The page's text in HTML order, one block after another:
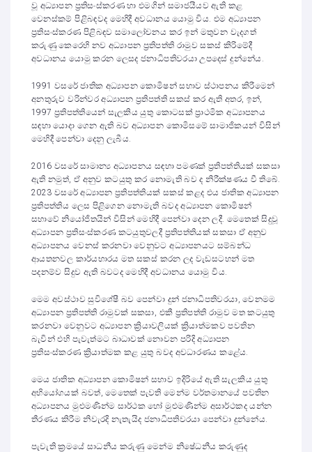
වූ අධ්‍යාපන ප්‍රතිසංස්කරණ හා එමගින් සමාජයීයව ඇති කළ
වෙනස්කම් පිළිබඳවද මෙහිදී අවධානය යොමු විය. එම අධ්‍යාපන
ප්‍රතිසංස්කරණ පිළිබඳව සමාලෝචනය කර ඉන් මතුවන වැදගත්
කරුණු කෙරෙහි නව අධ්‍යාපන ප්‍රතිපත්ති රාමුව සකස් කිරිමේදී
අවධානය යොමු කරන ලෙසද ජනාධිපතිවරයා උපදෙස් දුන්නේය.
1991 වසරේ ජාතික අධ්‍යාපන කොමිෂන් සභාව ස්ථාපනය කිරීමෙන්
අනතුරුව වරින්වර අධ්‍යාපන ප්‍රතිපත්ති සකස් කර ඇති අතර, ඉන්,
1997 ප්‍රතිපත්තියෙන් සැලකිය යුතු කොටසක් ප්‍රාථමික අධ්‍යාපනය
සඳහා යොදා ගෙන ඇති බව අධ්‍යාපන කොමිසමේ සාමාජිකයන් විසින්
මෙහිදී පෙන්වා දෙනු ලැබීය.
2016 වසරේ සාමාන්‍ය අධ්‍යාපනය සඳහා පමණක් ප්‍රතිපත්තියක් සකසා
ඇති නමුත්, ඒ අනුව කටයුතු කර නොමැති බව ද නිරීක්ෂණය වී තිබේ.
2023 වසරේ අධ්‍යාපන ප්‍රතිපත්තියක් සකස් කළද එය ජාතික අධ්‍යාපන
ප්‍රතිපත්තිය ලෙස පිළිගෙන නොමැති බවද අධ්‍යාපන කොමිෂන්
සභාවේ නියෝජිතයින් විසින් මෙහිදී පෙන්වා දෙන ලදී. මෙතෙක් සිදුවූ
අධ්‍යාපන ප්‍රතිසංස්කරණ කටයුතුවලදී ප්‍රතිපත්තියක් සකසා ඒ අනුව
අධ්‍යාපනය වෙනස් කරනවා වෙනුවට අධ්‍යාපනයට සම්බන්ධ
ආයතනවල කාර්යභාරය මත සකස් කරන ලද වැඩසටහන් මත
පදනම්ව සිදුව ඇති බවටද මෙහිදී අවධානය යොමු විය.
මෙම අවස්ථාව සුවිශේෂී බව පෙන්වා දුන් ජනාධිපතිවරයා, වෙනමම
අධ්‍යාපන ප්‍රතිපත්ති රාමුවක් සකසා, එකී ප්‍රතිපත්ති රාමුව මත කටයුතු
කරනවා වෙනුවට අධ්‍යාපන ක්‍රියාවලියක් ක්‍රියාත්මකව පවතින
බැවින් එහි පැවැත්මට බාධාවක් නොවන පරිදි අධ්‍යාපන
ප්‍රතිසංස්කරණ ක්‍රියාත්මක කළ යුතු බවද අවධාරණය කළේය.
මෙය ජාතික අධ්‍යාපන කොමිෂන් සභාව ඉදිරියේ ඇති සැලකිය යුතු
අභියෝගයක් බවත්, මෙතෙක් පැවති මෙන්ම වර්තමානයේ පවතින
අධ්‍යාපනය මුළුමණින්ම සාර්ථක හෝ මුළුමණින්ම අසාර්ථකද යන්න
තීරණය කිරීම නිවැරදි නැතැයිද ජනාධිපතිවරයා පෙන්වා දුන්නේය.
පැවැති ක්‍රමයේ සාධනීය කරුණු මෙන්ම නිෂේධනීය කරුණුද